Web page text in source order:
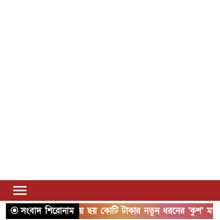
সংবাদ শিরোনাম
সাতক্ষীরায় ছয় কোটি টাকার নতুন ধরনের ‘কুশ’ মাদকসহ আটক ১